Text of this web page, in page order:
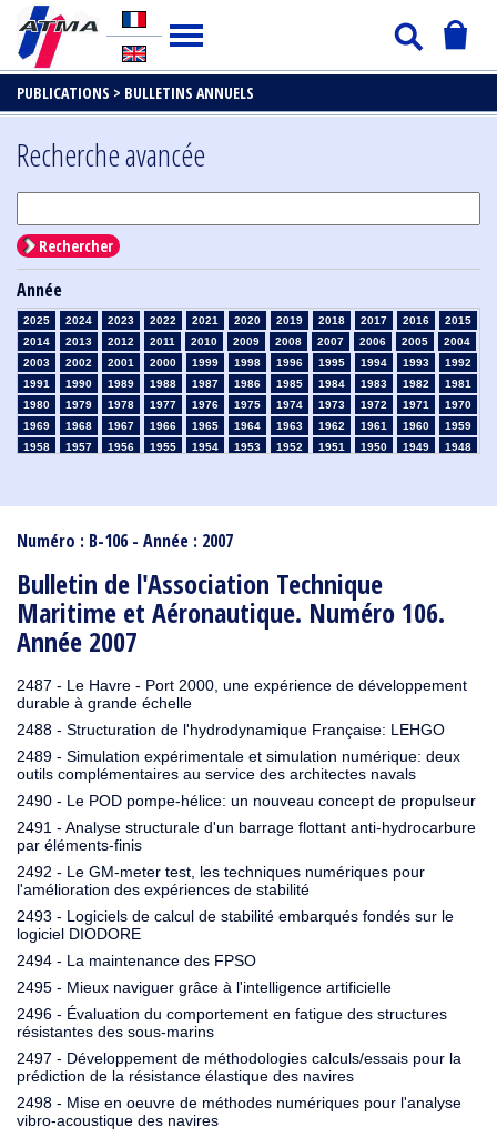
PUBLICATIONS > BULLETINS ANNUELS
Numéro : B-106 - Année : 2007
Bulletin de l'Association Technique
Maritime et Aéronautique. Numéro 106.
Année 2007
2487 - Le Havre - Port 2000, une expérience de développement
durable à grande échelle
2488 - Structuration de l'hydrodynamique Française: LEHGO
2489 - Simulation expérimentale et simulation numérique: deux
outils complémentaires au service des architectes navals
2490 - Le POD pompe-hélice: un nouveau concept de propulseur
2491 - Analyse structurale d'un barrage flottant anti-hydrocarbure
par éléments-finis
2492 - Le GM-meter test, les techniques numériques pour
l'amélioration des expériences de stabilité
2493 - Logiciels de calcul de stabilité embarqués fondés sur le
logiciel DIODORE
2494 - La maintenance des FPSO
2495 - Mieux naviguer grâce à l'intelligence artificielle
2496 - Évaluation du comportement en fatigue des structures
résistantes des sous-marins
2497 - Développement de méthodologies calculs/essais pour la
prédiction de la résistance élastique des navires
2498 - Mise en oeuvre de méthodes numériques pour l'analyse
vibro-acoustique des navires
Recherche avancée
Rechercher
Année
2025 2024 2023 2022 2021 2020 2019 2018 2017 2016
2015
2014
2013 2012 2011 2010 2009 2008 2007 2006 2005
2004
2003
2002 2001 2000 1999 1998 1996 1995 1994 1993
1992
1991
1990 1989 1988 1987 1986 1985 1984 1983 1982
1981
1980
1979 1978 1977 1976 1975 1974 1973 1972 1971
1970
1969
1968 1967 1966 1965 1964 1963 1962 1961 1960
1959
1958
1957 1956 1955 1954 1953 1952 1951 1950 1949
1948
1910
1909 1908 1906 1905 1904 1903 1902 1901 1900
1895